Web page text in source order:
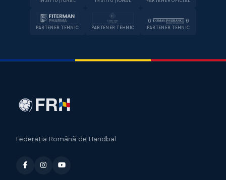
INSTITUȚIONAL
INSTITUȚIONAL
PARTENER OFICIAL
PARTENER TEHNIC PARTENER TEHNIC PARTENER TEHNIC
Federația Română de Handbal